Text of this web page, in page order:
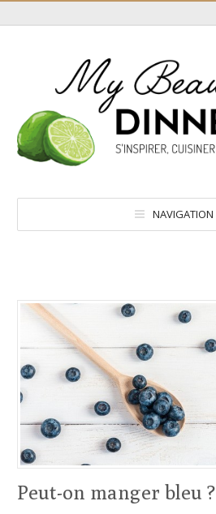
NAVIGATION
Peut-on manger bleu ?